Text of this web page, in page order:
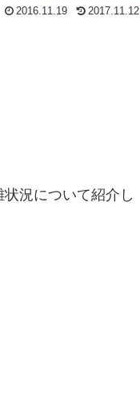
2016.11.19 2017.11.12
況について紹介し